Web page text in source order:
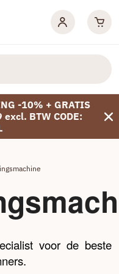
-10% + GRATIS
excl. BTW CODE:
voor de beste